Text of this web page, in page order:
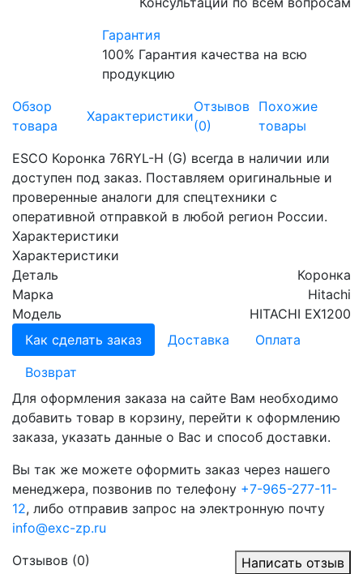
Гарантия
100% Гарантия качества на всю
продукцию
Обзор
товара
Характеристики
Отзывов
(0)
Похожие
товары
ESCO Коронка 76RYL-H (G) всегда в наличии или
доступен под заказ. Поставляем оригинальные и
проверенные аналоги для спецтехники с
оперативной отправкой в любой регион России.
Характеристики
Характеристики
Деталь
Коронка
Марка
Hitachi
Модель
HITACHI EX1200
Как сделать заказ
Доставка
Оплата
Возврат
Для оформления заказа на сайте Вам необходимо
добавить товар в корзину, перейти к оформлению
заказа, указать данные о Вас и способ доставки.
Вы так же можете оформить заказ через нашего
менеджера, позвонив по телефону +7-965-277-11-
12, либо отправив запрос на электронную почту
info@exc-zp.ru
Отзывов (0)
Написать отзыв